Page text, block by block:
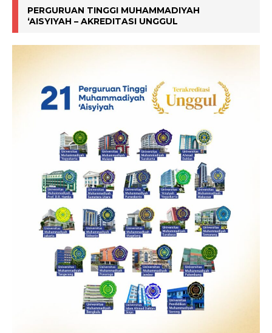
PERGURUAN TINGGI MUHAMMADIYAH
‘AISYIYAH – AKREDITASI UNGGUL